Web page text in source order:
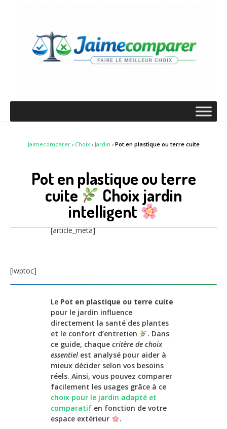
Jaimecomparer› Choix› Jardin › Pot en plastique ou terre cuite
Pot en plastique ou terre
cuite
Choix jardin
intelligent
[article_meta]
[lwptoc]
Le Pot en plastique ou terre cuite
pour le jardin influence
directement la santé des plantes
et le confort d’entretien
. Dans
ce guide, chaque critère de choix
essentiel est analysé pour aider à
mieux décider selon vos besoins
réels. Ainsi, vous pouvez comparer
facilement les usages grâce à ce
choix pour le jardin adapté et
comparatif en fonction de votre
espace extérieur
.